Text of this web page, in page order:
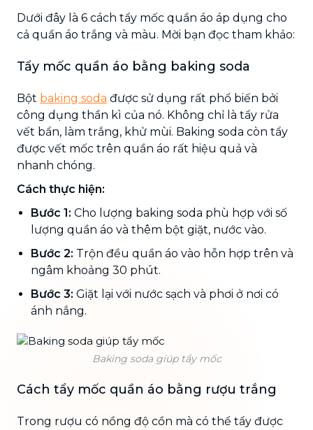
Dưới đây là 6 cách tẩy mốc quần áo áp dụng cho
cả quần áo trắng và màu. Mời bạn đọc tham khảo:
Tẩy mốc quần áo bằng baking soda
Bột baking soda được sử dụng rất phổ biến bởi
công dụng thần kì của nó. Không chỉ là tẩy rửa
vết bẩn, làm trắng, khử mùi. Baking soda còn tẩy
được vết mốc trên quần áo rất hiệu quả và
nhanh chóng.
Cách thực hiện:
Bước 1: Cho lượng baking soda phù hợp với số
lượng quần áo và thêm bột giặt, nước vào.
Bước 2: Trộn đều quần áo vào hỗn hợp trên và
ngâm khoảng 30 phút.
Bước 3: Giặt lại với nước sạch và phơi ở nơi có
ánh nắng.
Baking soda giúp tẩy mốc
Cách tẩy mốc quần áo bằng rượu trắng
Trong rượu có nồng độ cồn mà có thể tẩy được